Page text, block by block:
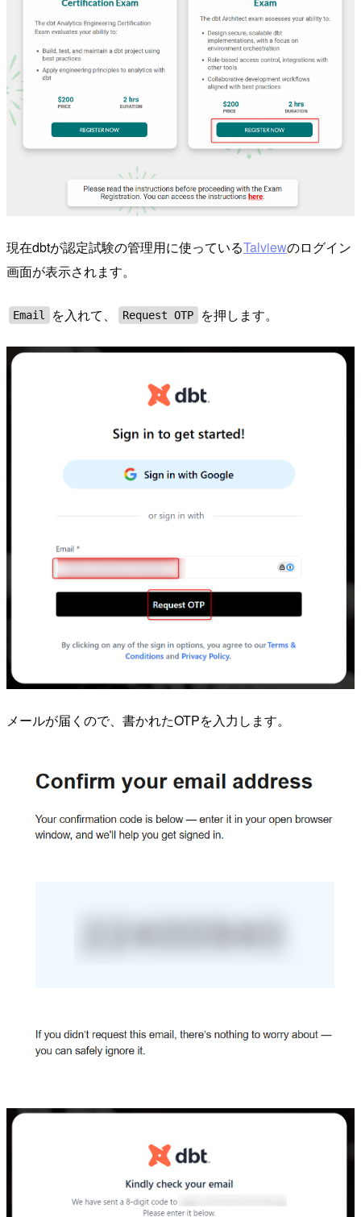
現在dbtが認定試験の管理用に使っているTalviewのログイン
画面が表示されます。
Email を入れて、 Request OTP を押します。
メールが届くので、書かれたOTPを入力します。